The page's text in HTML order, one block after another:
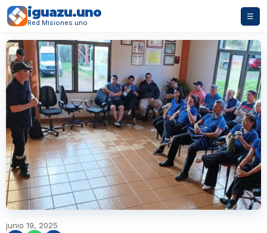
iguazu.uno
Red Misiones.uno
☰
junio 19, 2025